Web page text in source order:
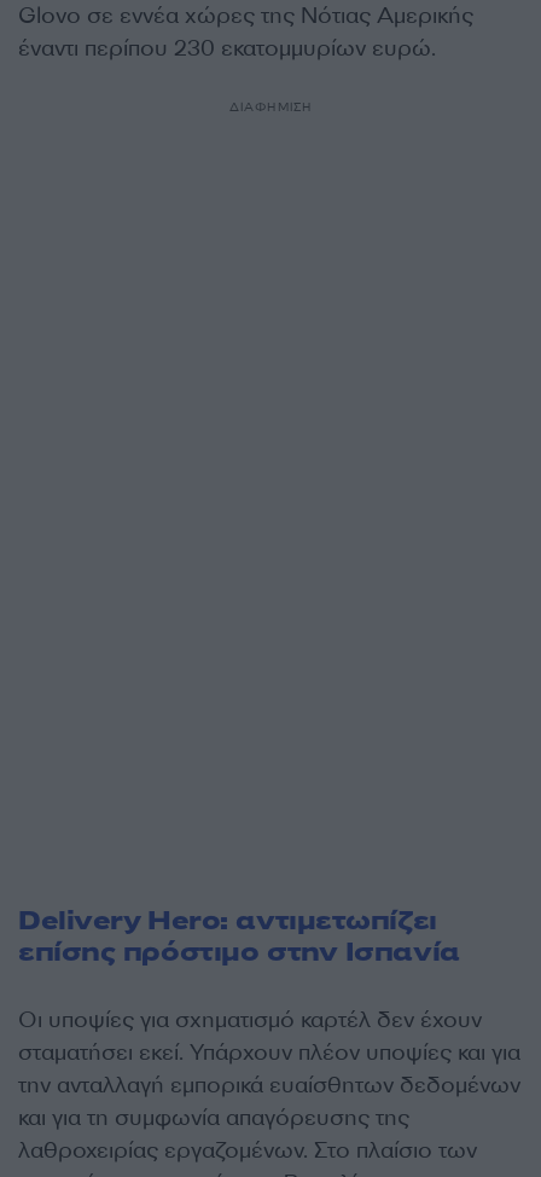
Glovo σε εννέα χώρες της Νότιας Αμερικής
έναντι περίπου 230 εκατομμυρίων ευρώ.
ΔΙΑΦΗΜΙΣΗ
Delivery Hero: αντιμετωπίζει
επίσης πρόστιμο στην Ισπανία
Οι υποψίες για σχηματισμό καρτέλ δεν έχουν
σταματήσει εκεί. Υπάρχουν πλέον υποψίες και για
την ανταλλαγή εμπορικά ευαίσθητων δεδομένων
και για τη συμφωνία απαγόρευσης της
λαθροχειρίας εργαζομένων. Στο πλαίσιο των